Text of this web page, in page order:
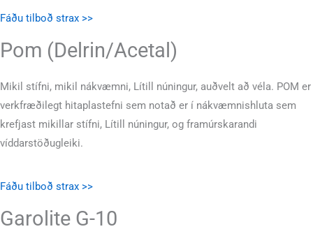
Fáðu tilboð strax >>
Pom (Delrin/Acetal)
Mikil stífni, mikil nákvæmni, Lítill núningur, auðvelt að véla. POM er
verkfræðilegt hitaplastefni sem notað er í nákvæmnishluta sem
krefjast mikillar stífni, Lítill núningur, og framúrskarandi
víddarstöðugleiki.
Fáðu tilboð strax >>
Garolite G-10